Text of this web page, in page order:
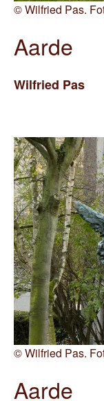
©Wilfried Pas.
Aarde
Wilfried Pas
©Wilfried Pas.
Aarde